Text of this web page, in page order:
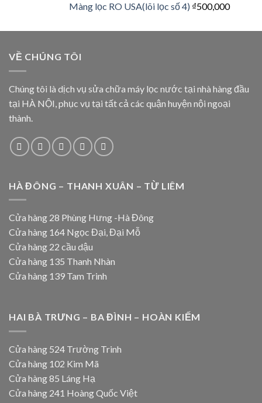
Màng lọc RO USA(lõi lọc số 4) ₫500,000
VỀ CHÚNG TÔI
Chúng tôi là dịch vụ sửa chữa máy lọc nước tại nhà hàng đầu
tại HÀ NỘI, phục vụ tại tất cả các quận huyện nội ngoại
thành.
HÀ ĐÔNG – THANH XUÂN – TỪ LIÊM
Cửa hàng 28 Phùng Hưng -Hà Đông
Cửa hàng 164 Ngọc Đại, Đại Mỗ
Cửa hàng 22 cầu dậu
Cửa hàng 135 Thanh Nhàn
Cửa hàng 139 Tam Trinh
HAI BÀ TRƯNG – BA ĐÌNH – HOÀN KIẾM
Cửa hàng 524 Trường Trinh
Cửa hàng 102 Kim Mã
Cửa hàng 85 Láng Hạ
Cửa hàng 241 Hoàng Quốc Việt